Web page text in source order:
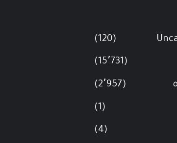
(120)
(15٬731)
(2٬957)
(1)
(4)